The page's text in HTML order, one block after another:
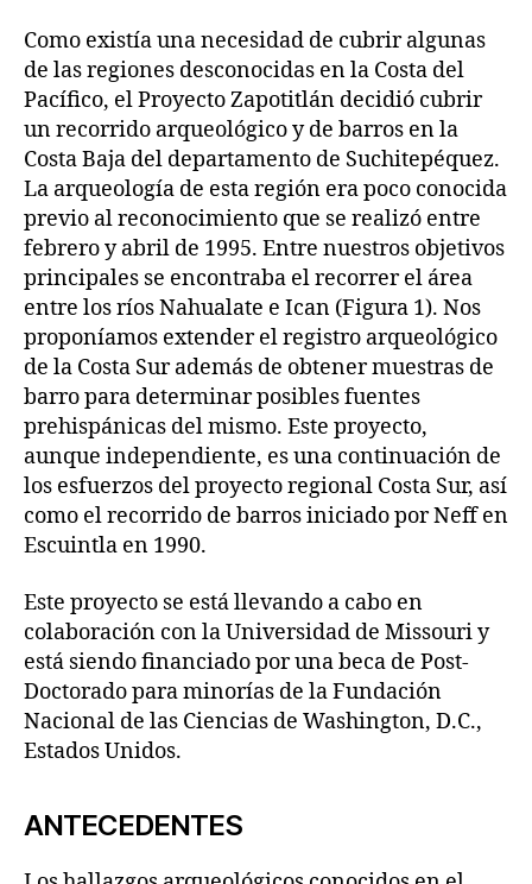
Como existía una necesidad de cubrir algunas
de las regiones desconocidas en la Costa del
Pacífico, el Proyecto Zapotitlán decidió cubrir
un recorrido arqueológico y de barros en la
Costa Baja del departamento de Suchitepéquez.
La arqueología de esta región era poco conocida
previo al reconocimiento que se realizó entre
febrero y abril de 1995. Entre nuestros objetivos
principales se encontraba el recorrer el área
entre los ríos Nahualate e Ican (Figura 1). Nos
proponíamos extender el registro arqueológico
de la Costa Sur además de obtener muestras de
barro para determinar posibles fuentes
prehispánicas del mismo. Este proyecto,
aunque independiente, es una continuación de
los esfuerzos del proyecto regional Costa Sur, así
como el recorrido de barros iniciado por Neff en
Escuintla en 1990.
Este proyecto se está llevando a cabo en
colaboración con la Universidad de Missouri y
está siendo financiado por una beca de Post-
Doctorado para minorías de la Fundación
Nacional de las Ciencias de Washington, D.C.,
Estados Unidos.
ANTECEDENTES